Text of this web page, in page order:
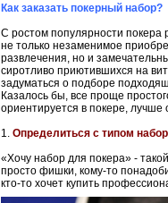
Как заказать покерный набор?
С ростом популярности покера
не только незаменимое
развлечения, но и
сиротливо приютившихся на
задуматься о подборе
Казалось бы, все проще
ориентируется в покере, лучше
1. Определиться с типом
«Хочу набор для покера» -
просто фишки, кому-то
кто-то хочет купить